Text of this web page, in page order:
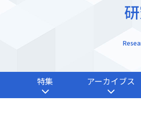
特集 アーカイブス